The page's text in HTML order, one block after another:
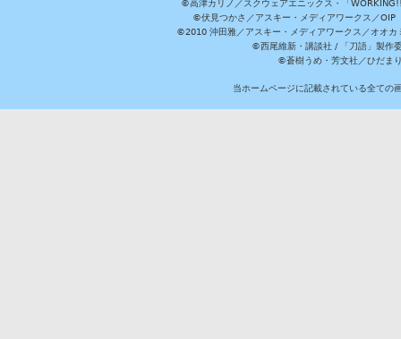
©高津カリノ／スクウェアエニックス・「
©伏見つかさ／アスキー・メディアワークス／
©2010 沖田雅／アスキー・メディアワークス／オオ
©西尾維新・講談社 / 「刀語」製作
©蒼樹うめ・芳文社／ひだま
当ホームページに記載されている全ての